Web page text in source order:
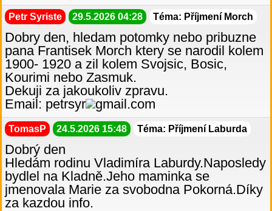
Petr Syriste 29.5.2026 04:28 Téma: Příjmení Morch
Dobry den, hledam potomky nebo pribuzne
pana Frantisek Morch ktery se narodil kolem
1900- 1920 a zil kolem Svojsic, Bosic,
Kourimi nebo Zasmuk.
Dekuji za jakoukoliv zpravu.
Email: petrsyr
gmail.com
TomasP 24.5.2026 15:48 Téma: Příjmení Laburda
Dobrý den
Hledám rodinu Vladimíra Laburdy.Naposledy
bydlel na Kladně.Jeho maminka se
jmenovala Marie za svobodna Pokorná.Díky
za kazdou info.